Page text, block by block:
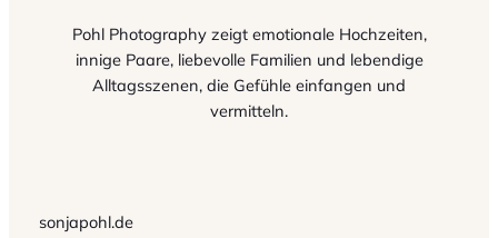
Pohl Photography zeigt emotionale Hochzeiten,
innige Paare, liebevolle Familien und lebendige
Alltagsszenen, die Gefühle einfangen und
vermitteln.
sonjapohl.de